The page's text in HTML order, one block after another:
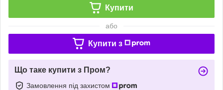
Купити
або
Купити з
Що таке купити з Пром?
Замовлення під захистом